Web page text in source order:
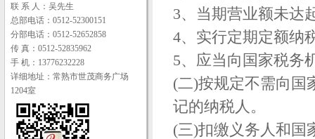
联 系 人：吴先生
总部电话：0512-52300151
分部电话：0512-52652858
传 真：0512-52835962
手 机：13776232228
详细地址：常熟市世茂商务广场
1204室
3、当期营业额未达
4、实行定期定额纳
5、应当向国家税务
(二)按规定不需向国
记的纳税人。
(三)扣缴义务人和国